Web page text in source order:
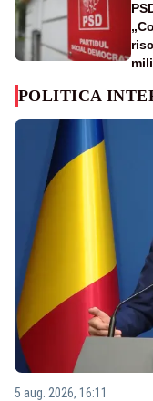
POLITICA
5 aug. 2026, 16:11